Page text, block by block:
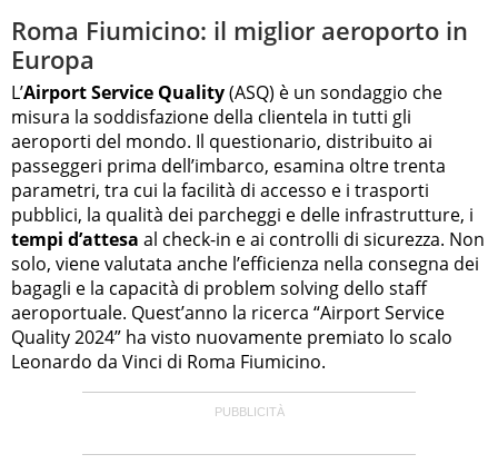
Roma Fiumicino: il miglior aeroporto in
Europa
L’Airport Service Quality(ASQ) è un sondaggio che
misura la soddisfazione della clientela in tutti gli
aeroporti del mondo. Il questionario, distribuito ai
passeggeri prima dell’imbarco, esamina oltre trenta
parametri, tra cui la facilità di accesso e i trasporti
pubblici, la qualità dei parcheggi e delle infrastrutture, i
tempi d’attesa al check-in e ai controlli di sicurezza. Non
solo, viene valutata anche l’efficienza nella consegna dei
bagagli e la capacità di problem solving dello staff
aeroportuale. Quest’anno la ricerca “Airport Service
Quality 2024” ha visto nuovamente premiato lo scalo
Leonardo da Vinci di Roma Fiumicino.